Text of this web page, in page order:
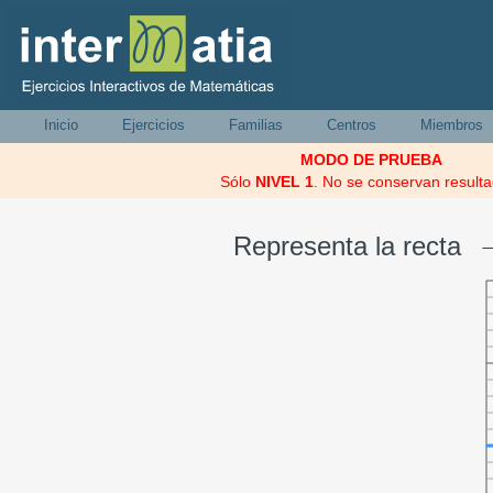
Inicio Ejercicios Familias Centros Miembros
MODO DE PRUEBA
Sólo NIVEL 1 . No se conservan
Representa la recta −